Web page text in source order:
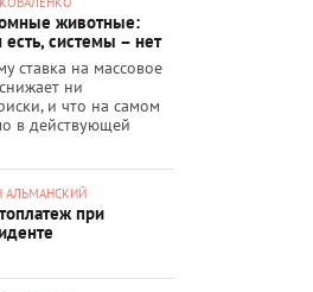
животные:
есть, системы – нет
ставка на массовое
ни
и что на самом
в действующей
АЛЬМАНСКИЙ
при